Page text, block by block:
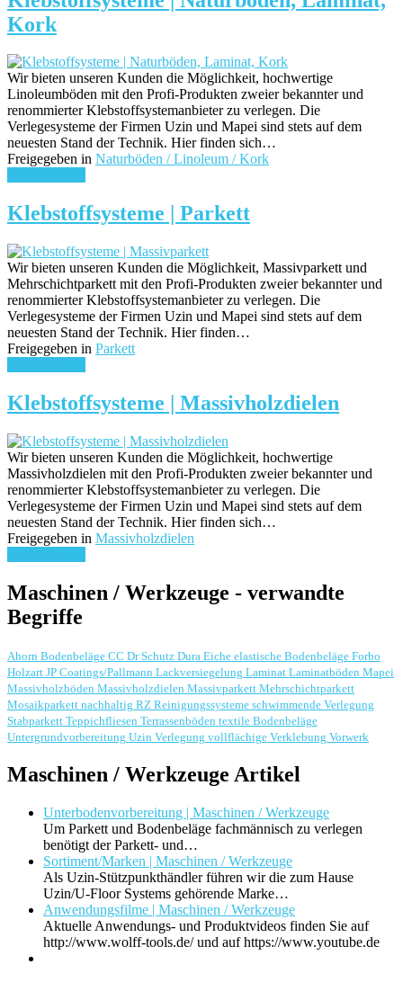
Kork
Wir bieten unseren Kunden die Möglichkeit, hochwertige
Linoleumböden mit den Profi-Produkten zweier bekannter und
renommierter Klebstoffsystemanbieter zu verlegen. Die
Verlegesysteme der Firmen Uzin und Mapei sind stets auf dem
neuesten Stand der Technik. Hier finden sich…
Freigegeben in Naturböden / Linoleum / Kork
Klebstoffsysteme | Parkett
Wir bieten unseren Kunden die Möglichkeit, Massivparkett und
Mehrschichtparkett mit den Profi-Produkten zweier bekannter und
renommierter Klebstoffsystemanbieter zu verlegen. Die
Verlegesysteme der Firmen Uzin und Mapei sind stets auf dem
neuesten Stand der Technik. Hier finden…
Freigegeben in Parkett
Klebstoffsysteme | Massivholzdielen
Wir bieten unseren Kunden die Möglichkeit, hochwertige
Massivholzdielen mit den Profi-Produkten zweier bekannter und
renommierter Klebstoffsystemanbieter zu verlegen. Die
Verlegesysteme der Firmen Uzin und Mapei sind stets auf dem
neuesten Stand der Technik. Hier finden sich…
Freigegeben in Massivholzdielen
Maschinen / Werkzeuge - verwandte
Begriffe
Ahorn Bodenbeläge CC Dr Schutz Dura Eiche elastische Bodenbeläge Forbo
Holzart JP Coatings/Pallmann Lackversiegelung Laminat Laminatböden Mapei
Massivholzböden Massivholzdielen Massivparkett Mehrschichtparkett
Mosaikparkett nachhaltig RZ Reinigungssysteme schwimmende Verlegung
Stabparkett Teppichfliesen Terrassenböden textile Bodenbeläge
Untergrundvorbereitung Uzin Verlegung vollflächige Verklebung Vorwerk
Maschinen / Werkzeuge Artikel
Unterbodenvorbereitung | Maschinen / Werkzeuge
Um Parkett und Bodenbeläge fachmännisch zu verlegen
benötigt der Parkett- und…
Sortiment/Marken | Maschinen / Werkzeuge
Als Uzin-Stützpunkthändler führen wir die zum Hause
Uzin/U-Floor Systems gehörende Marke…
Anwendungsfilme | Maschinen / Werkzeuge
Aktuelle Anwendungs- und Produktvideos finden Sie auf
http://www.wolff-tools.de/ und auf https://www.youtube.de